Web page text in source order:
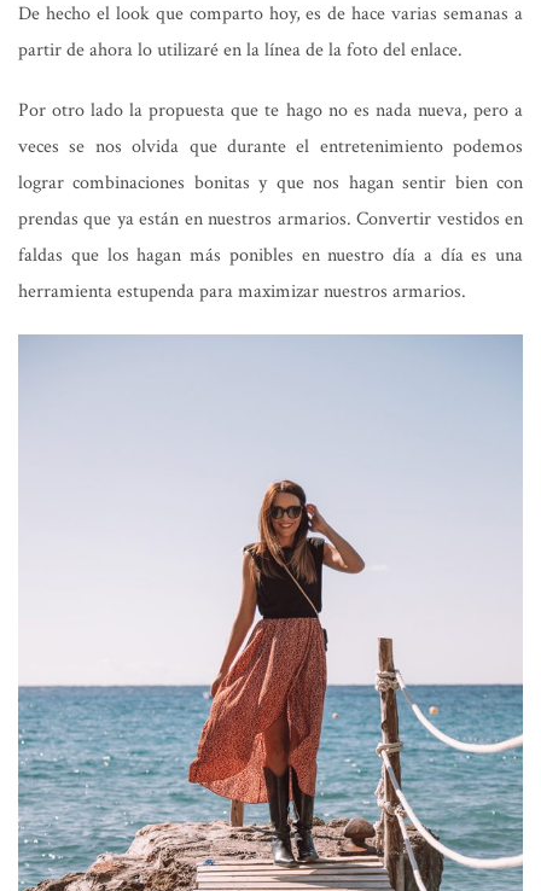
De hecho el look que comparto hoy, es de hace varias semanas a
partir de ahora lo utilizaré en la línea de la foto del enlace.
Por otro lado la propuesta que te hago no es nada nueva, pero a
veces se nos olvida que durante el entretenimiento podemos
lograr combinaciones bonitas y que nos hagan sentir bien con
prendas que ya están en nuestros armarios. Convertir vestidos en
faldas que los hagan más ponibles en nuestro día a día es una
herramienta estupenda para maximizar nuestros armarios.